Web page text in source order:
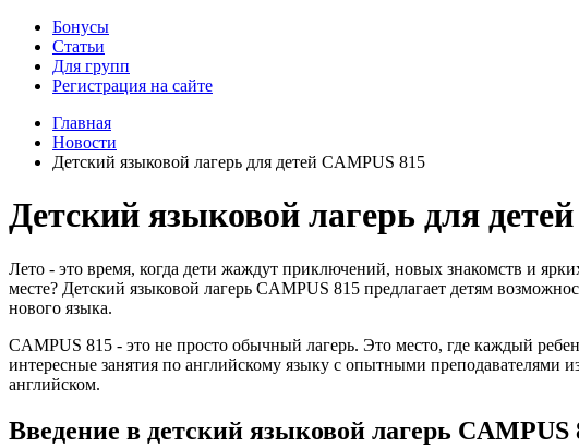
Бонусы
Статьи
Для групп
Регистрация на сайте
Главная
Новости
Детский языковой лагерь для детей CAMPUS 815
Детский языковой лагерь для
Лето - это время, когда дети жаждут приключений, новых знакомств и
месте? Детский языковой лагерь CAMPUS 815 предлагает детям
нового языка.
CAMPUS 815 - это не просто обычный лагерь. Это место, где каждый
интересные занятия по английскому языку с опытными
английском.
Введение в детский языковой лагерь